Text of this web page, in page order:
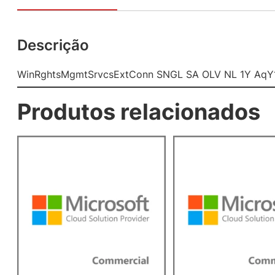
Descrição
WinRghtsMgmtSrvcsExtConn SNGL SA OLV NL 1Y
Produtos relacionados